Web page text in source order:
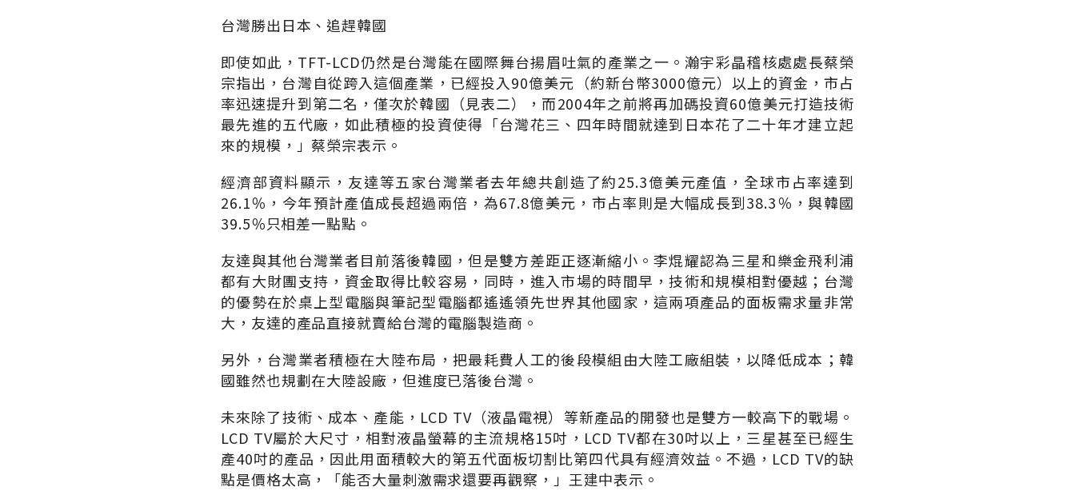
台灣勝出日本、追趕韓國
即使如此，TFT-LCD仍然是台灣能在國際舞台揚眉吐氣的產業之一。瀚宇彩晶稽核處處長蔡榮
宗指出，台灣自從跨入這個產業，已經投入90億美元（約新台幣3000億元）以上的資金，市占
率迅速提升到第二名，僅次於韓國（見表二），而2004年之前將再加碼投資60億美元打造技術
最先進的五代廠，如此積極的投資使得「台灣花三、四年時間就達到日本花了二十年才建立起
來的規模，」蔡榮宗表示。
經濟部資料顯示，友達等五家台灣業者去年總共創造了約25.3億美元產值，全球市占率達到
26.1％，今年預計產值成長超過兩倍，為67.8億美元，市占率則是大幅成長到38.3％，與韓國
39.5％只相差一點點。
友達與其他台灣業者目前落後韓國，但是雙方差距正逐漸縮小。李焜耀認為三星和樂金飛利浦
都有大財團支持，資金取得比較容易，同時，進入市場的時間早，技術和規模相對優越；台灣
的優勢在於桌上型電腦與筆記型電腦都遙遙領先世界其他國家，這兩項產品的面板需求量非常
大，友達的產品直接就賣給台灣的電腦製造商。
另外，台灣業者積極在大陸布局，把最耗費人工的後段模組由大陸工廠組裝，以降低成本；韓
國雖然也規劃在大陸設廠，但進度已落後台灣。
未來除了技術、成本、產能，LCD TV（液晶電視）等新產品的開發也是雙方一較高下的戰場。
LCD TV屬於大尺寸，相對液晶螢幕的主流規格15吋，LCD TV都在30吋以上，三星甚至已經生
產40吋的產品，因此用面積較大的第五代面板切割比第四代具有經濟效益。不過，LCD TV的缺
點是價格太高，「能否大量刺激需求還要再觀察，」王建中表示。